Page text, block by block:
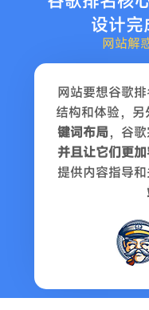
设计完
网站解
网站要想谷歌
结构和体验，另
键词布局，谷歌
并且让它们更
提供内容指导